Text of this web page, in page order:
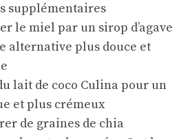
supplémentaires
le miel par un sirop d’agave
alternative plus douce et
lait de coco Culina pour un
et plus crémeux
de graines de chia